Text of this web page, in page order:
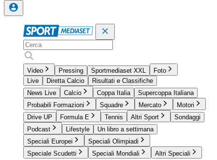
Video Pressing Sportmediaset XXL
Foto
Live
Diretta Calcio
Risultati e Classifiche
News Live
Calcio Coppa Italia
Supercoppa Italiana
Probabili Formazioni
Squadre Mercato
Motori
Drive UP
Formula E Tennis Altri Sport
Sondaggi
Podcast
Lifestyle
Un libro a settimana
Speciali Europei
Speciali Olimpiadi
Speciale Scudetti
Speciali Mondiali Altri Speciali